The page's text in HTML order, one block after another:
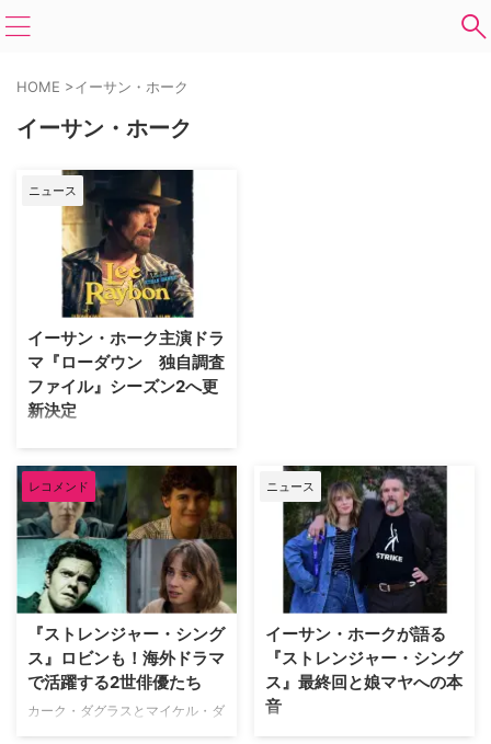
HOME >イーサン・ホーク
イーサン・ホーク
ニュース
イーサン・ホーク主演ドラ
マ『ローダウン 独自調査
ファイル』シーズン2へ更
新決定
ン 独自調査ファイル』がシーズ
ン2へ更新された。シーズン1は、
批評家と視聴者の双方から高い評
価を獲得。待望のシーズン2は、
今春からオクラホマ州タルサにて
制作が開始される予定だ。 イー
サン・ホーク主演の話題作『ロー
ダウン』 本作の主人公は、自称
「真実史家（truthstorian）」で
あり市民ジャーナリストのリー・
レイボン。イーサン演じるリー
は、過酷な現実に立ち向かい、執
レコメンド
『ストレンジャー・シング
ス』ロビンも！海外ドラマ
で活躍する2世俳優たち
カーク・ダグラスとマイケル・ダ
ニュース
イーサン・ホークが語る
『ストレンジャー・シング
ス』最終回と娘マヤへの本
音
『ガタカ』や『リアリティ・バイ